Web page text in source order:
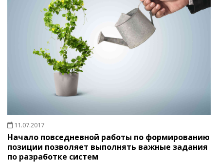
11.07.2017
Начало повседневной работы по формированию
позиции позволяет выполнять важные задания
по разработке систем